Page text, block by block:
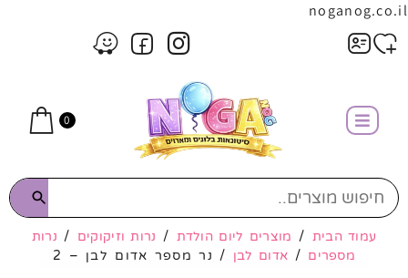
noganog.co.il
0
עמוד הבית / מוצרים ליום הולדת / נרות וזיקוקים / נרות
מספרים / אדום לבן / נר מספר אדום לבן – 2